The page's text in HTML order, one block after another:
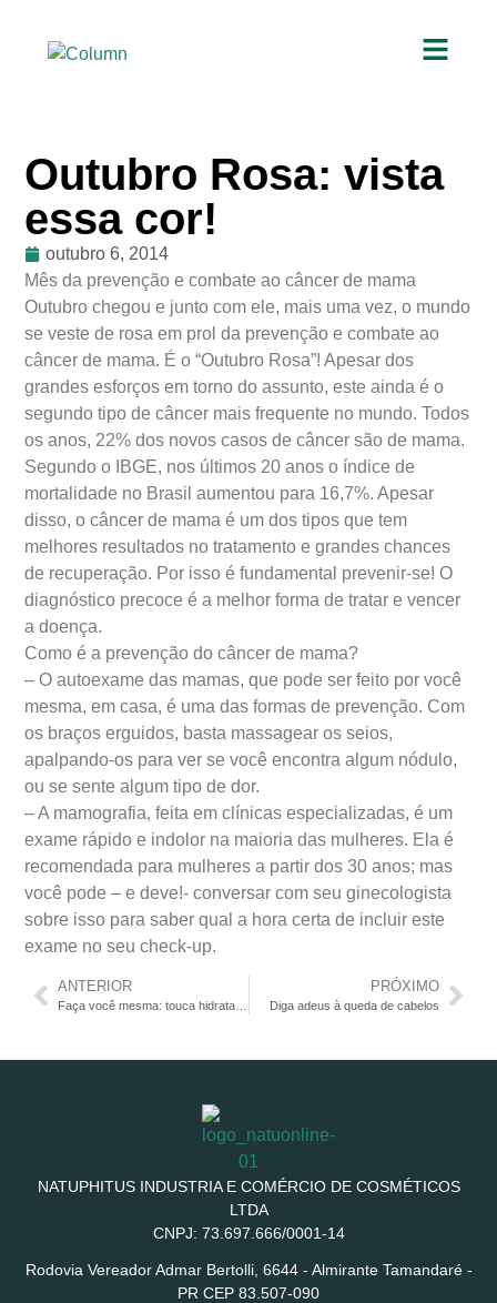
Outubro Rosa: vista
essa cor!
outubro 6, 2014
Mês da prevenção e combate ao câncer de mama
Outubro chegou e junto com ele, mais uma vez, o mundo
se veste de rosa em prol da prevenção e combate ao
câncer de mama. É o “Outubro Rosa”! Apesar dos
grandes esforços em torno do assunto, este ainda é o
segundo tipo de câncer mais frequente no mundo. Todos
os anos, 22% dos novos casos de câncer são de mama.
Segundo o IBGE, nos últimos 20 anos o índice de
mortalidade no Brasil aumentou para 16,7%. Apesar
disso, o câncer de mama é um dos tipos que tem
melhores resultados no tratamento e grandes chances
de recuperação. Por isso é fundamental prevenir-se! O
diagnóstico precoce é a melhor forma de tratar e vencer
a doença.
Como é a prevenção do câncer de mama?
– O autoexame das mamas, que pode ser feito por você
mesma, em casa, é uma das formas de prevenção. Com
os braços erguidos, basta massagear os seios,
apalpando-os para ver se você encontra algum nódulo,
ou se sente algum tipo de dor.
– A mamografia, feita em clínicas especializadas, é um
exame rápido e indolor na maioria das mulheres. Ela é
recomendada para mulheres a partir dos 30 anos; mas
você pode – e deve!- conversar com seu ginecologista
sobre isso para saber qual a hora certa de incluir este
exame no seu check-up.
ANTERIOR PRÓXIMO
Diga adeus à queda de cabelos
NATUPHITUS INDUSTRIA E COMÉRCIO DE COSMÉTICOS
LTDA
CNPJ: 73.697.666/0001-14
Rodovia Vereador Admar Bertolli, 6644 - Almirante Tamandaré -
PR CEP 83.507-090